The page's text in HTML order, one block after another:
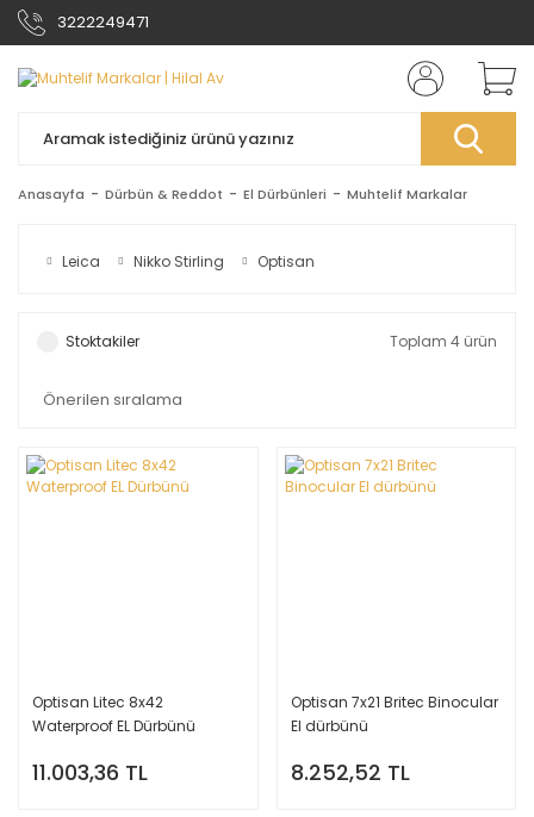
3222249471
Anasayfa Dürbün & Reddot El Dürbünleri Muhtelif Markalar
Leica Nikko Stirling Optisan
Stoktakiler Toplam 4 ürün
Optisan Litec 8x42
Waterproof EL Dürbünü
11.003,36 TL
Optisan 7x21 Britec Binocular
El dürbünü
8.252,52 TL